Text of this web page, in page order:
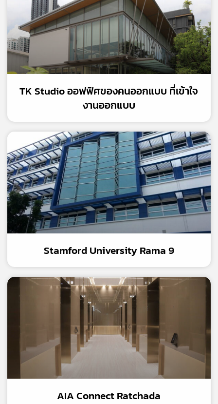
TK Studio ออฟฟิศของคนออกแบบ ที่เข้าใจ
งานออกแบบ
Stamford University Rama 9
AIA Connect Ratchada